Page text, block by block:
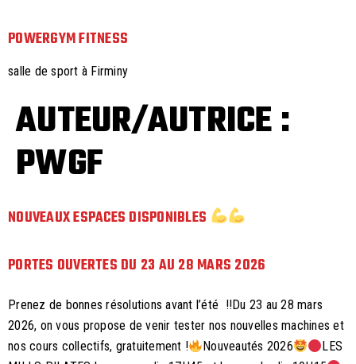
POWERGYM FITNESS
salle de sport à Firminy
AUTEUR/AUTRICE :
PWGF
NOUVEAUX ESPACES DISPONIBLES
PORTES OUVERTES DU 23 AU 28 MARS 2026
Prenez de bonnes résolutions avant l’été !!Du 23 au 28 mars
2026, on vous propose de venir tester nos nouvelles machines et
nos cours collectifs, gratuitement !
Nouveautés 2026
LES